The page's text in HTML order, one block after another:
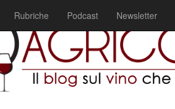
Rubriche Podcast Newsletter